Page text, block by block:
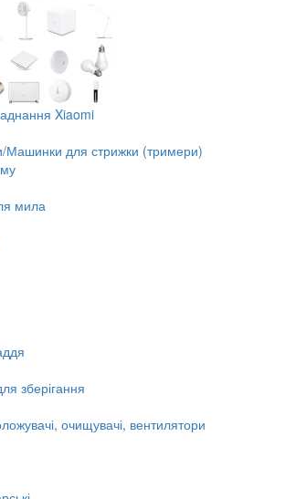
Xiaomi
Машинки для стрижки (тримери)
мила
зберігання
очищувачі, вентилятори